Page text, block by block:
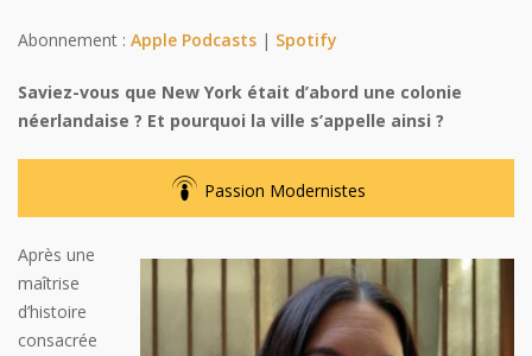
SECONDS
LINK
Abonnement : Apple Podcasts | Spotify
Saviez-vous que New York était d’abord une colonie
néerlandaise ? Et pourquoi la ville s’appelle ainsi ?
Passion Modernistes
Après une
maîtrise
d’histoire
consacrée